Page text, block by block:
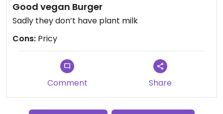
Good vegan Burger
Sadly they don’t have plant milk
Cons: Pricy
Comment Share